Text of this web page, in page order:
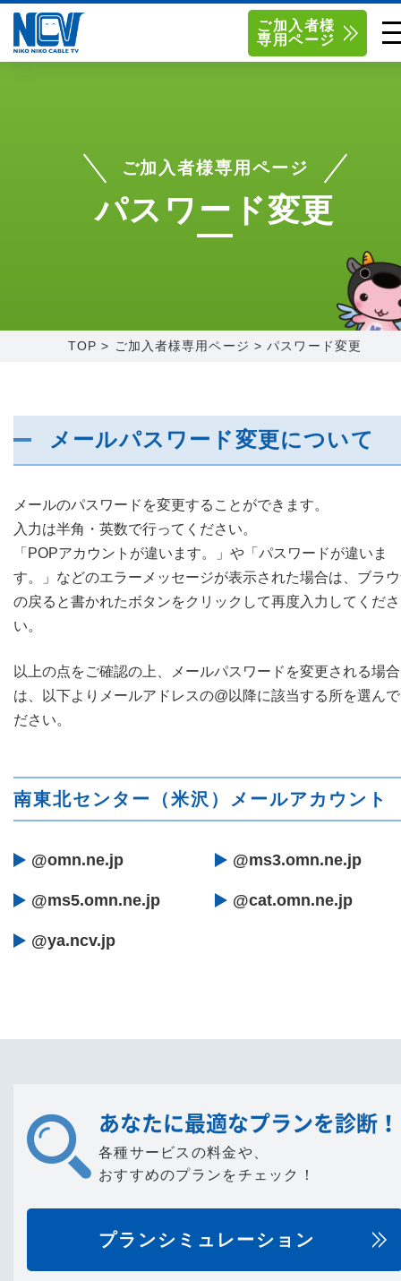
0138-34-2525
新潟センター 025-210-1200
障害メンテナンス情報
採用情報
お問い合わせ
お申し込み
南東北センター(米沢)
山形県米沢市春日四丁目2-75
南東北センター(福島)
福島県福島市御山字一本松17-1-
1
〒041-0801
営業時間 9:00～18:00
〒950-1189
営業時間 9:00～18:00
ご加入者様
専用ページ
ご加入者様専用ページ
パスワード変更
TOP > ご加入者様専用ページ >パスワード変更
メールパスワード変更について
メールのパスワードを変更することができます。
入力は半角・英数で行ってください。
「POPアカウントが違います。」や「パスワードが違いま
す。」などのエラーメッセージが表示された場合は、ブラ
の戻ると書かれたボタンをクリックして再度入力してくださ
い。
以上の点をご確認の上、メールパスワードを変更される場合
は、以下よりメールアドレスの@以降に該当する所を選ん
ださい。
南東北センター（米沢）メールアカウント
@omn.ne.jp @ms3.omn.ne.jp
@ms5.omn.ne.jp @cat.omn.ne.jp
@ya.ncv.jp
あなたに最適なプランを診断！
各種サービスの料金や、
おすすめのプランをチェック！
プランシミュレーション